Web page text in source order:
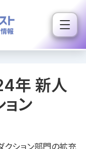
年 新人
ン
クション部門の拡充